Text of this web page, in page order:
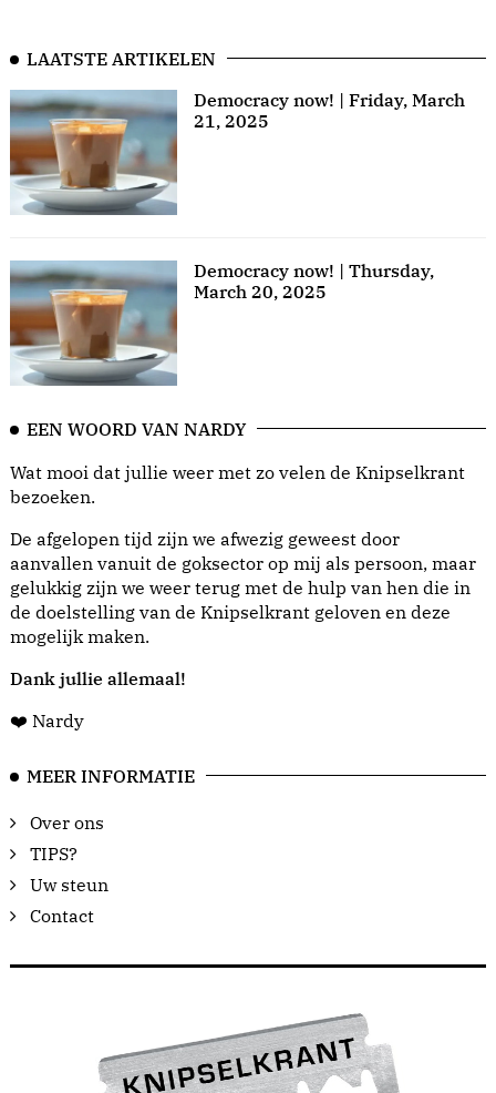
LAATSTE ARTIKELEN
Democracy now! | Friday, March
21, 2025
Democracy now! | Thursday,
March 20, 2025
EEN WOORD VAN NARDY
Wat mooi dat jullie weer met zo velen de Knipselkrant
bezoeken.
De afgelopen tijd zijn we afwezig geweest door
aanvallen vanuit de goksector op mij als persoon, maar
gelukkig zijn we weer terug met de hulp van hen die in
de doelstelling van de Knipselkrant geloven en deze
mogelijk maken.
Dank jullie allemaal!
❤️ Nardy
MEER INFORMATIE
Over ons
TIPS?
Uw steun
Contact